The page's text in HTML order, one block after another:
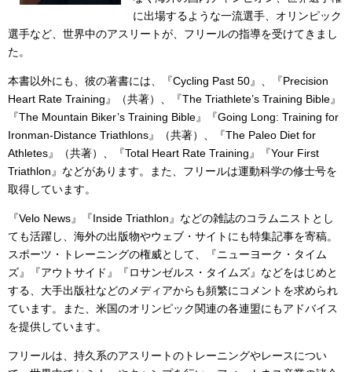
に出場するような一流選手、オリンピック
選手など、世界中のアスリートが、フリールの指導を受けてきまし
た。
本書以外にも、彼の著書には、『Cycling Past 50』、『Precision
Heart Rate Training』（共著）、『The Triathlete’s Training Bible』
『The Mountain Biker’s Training Bible』『Going Long: Training for
Ironman-Distance Triathlons』（共著）、『The Paleo Diet for
Athletes』（共著）、『Total Heart Rate Training』『Your First
Triathlon』などがあります。また、フリールは運動科学の修士号を
取得しています。
『Velo News』『Inside Triathlon』などの雑誌のコラムニストとし
ても活躍し、海外の出版物やウェブ・サイトにも特集記事を寄稿。
スポーツ・トレーニングの権威として、『ニューヨーク・タイム
ズ』『アウトサイド』『ロサンゼルス・タイムズ』などをはじめと
する、大手出版社などのメディアからも頻繁にコメントを求められ
ています。また、米国のオリンピック関連の各連盟にもアドバイス
を提供しています。
フリールは、持久系のアスリートのトレーニングやレースについ